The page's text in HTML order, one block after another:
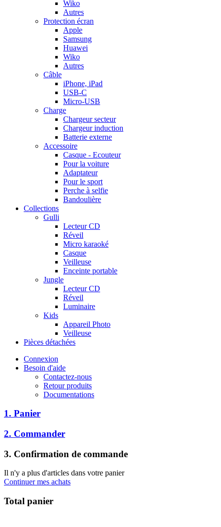
Wiko
Autres
Protection écran
Apple
Samsung
Huawei
Wiko
Autres
Câble
iPhone, iPad
USB-C
Micro-USB
Charge
Chargeur secteur
Chargeur induction
Batterie externe
Accessoire
Casque - Ecouteur
Pour la voiture
Adaptateur
Pour le sport
Perche à selfie
Bandoulière
Collections
Gulli
Lecteur CD
Réveil
Micro karaoké
Casque
Veilleuse
Enceinte portable
Jungle
Lecteur CD
Réveil
Luminaire
Kids
Appareil Photo
Veilleuse
Pièces détachées
Connexion
Besoin d'aide
Contactez-nous
Retour produits
Documentations
1. Panier
2. Commander
3. Confirmation de commande
Il n'y a plus d'articles dans votre panier
Continuer mes achats
Total panier